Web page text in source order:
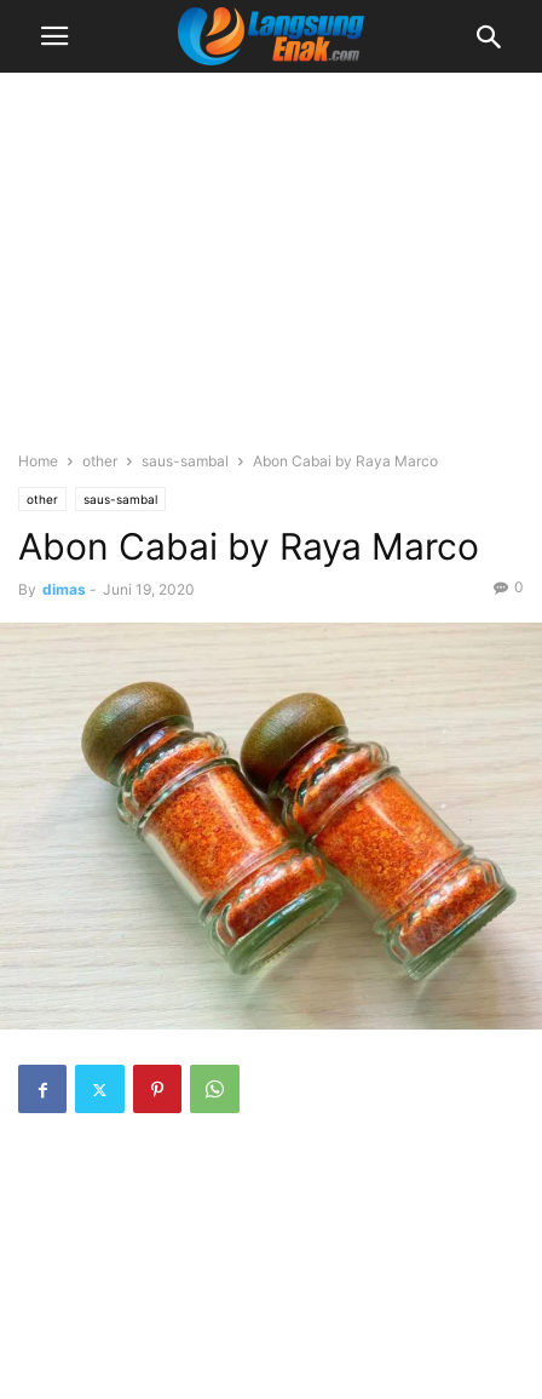
Home other saus-sambal Abon Cabai by Raya Marco
other saus-sambal
Abon Cabai by Raya Marco
By dimas - Juni 19, 2020 0